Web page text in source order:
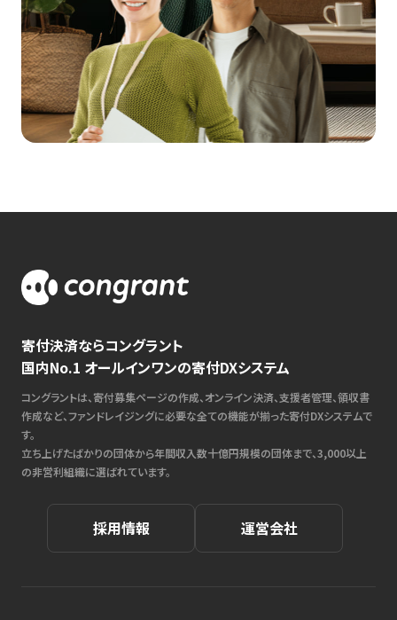
寄付決済ならコングラント
国内No.1 オールインワンの寄付DXシステム
コングラントは、寄付募集ページの作成、オンライン決済、支援者管理、領収書
作成など、ファンドレイジングに必要な全ての機能が揃った寄付DXシステムで
す。
立ち上げたばかりの団体から年間収入数十億円規模の団体まで、3,000以上
の非営利組織に選ばれています。
採用情報 運営会社